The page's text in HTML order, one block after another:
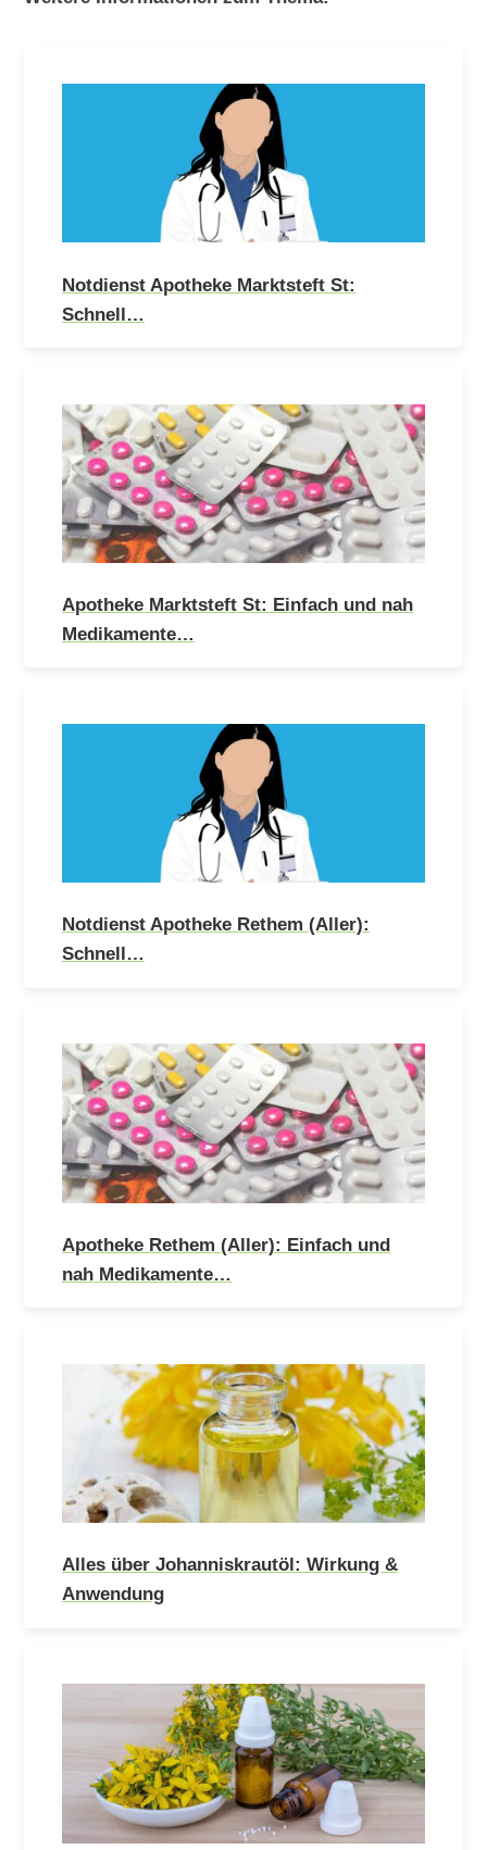
Notdienst Apotheke Marktsteft St:
Schnell…
Apotheke Marktsteft St: Einfach und nah
Medikamente…
Notdienst Apotheke Rethem (Aller):
Schnell…
Apotheke Rethem (Aller): Einfach und
nah Medikamente…
Alles über Johanniskrautöl: Wirkung &
Anwendung